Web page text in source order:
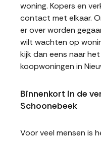
woning. Kopers en
contact met elkaar.
er over worden
wilt wachten op
kijk dan eens naar
koopwoningen in
Binnenkort in de
Schoonebeek
Voor veel mensen is